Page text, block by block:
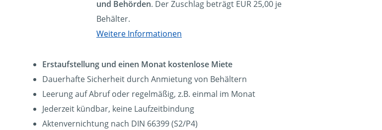
und Behörden. Der Zuschlag beträgt EUR 25,00 je
Behälter.
Weitere Informationen
Erstaufstellung und einen Monat kostenlose Miete
Dauerhafte Sicherheit durch Anmietung von Behältern
Leerung auf Abruf oder regelmäßig, z.B. einmal im Monat
Jederzeit kündbar, keine Laufzeitbindung
Aktenvernichtung nach DIN 66399 (S2/P4)